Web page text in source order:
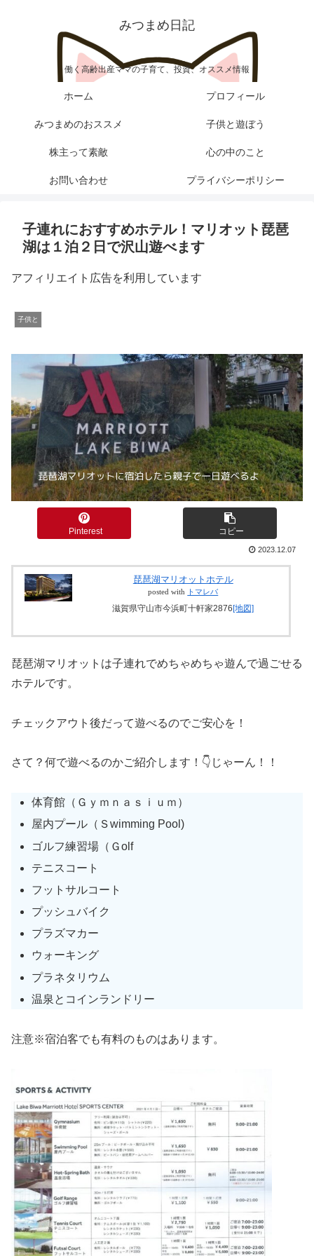
みつまめ日記
働く高齢出産ママの子育て、投資、オススメ情報
ホーム プロフィール
みつまめのおススメ 子供と遊ぼう
株主って素敵 心の中のこと
お問い合わせ プライバシーポリシー
子連れにおすすめホテル！マリオット琵琶
湖は１泊２日で沢山遊べます
アフィリエイト広告を利用しています
子供と
Pinterest コピー
2023.12.07
琵琶湖マリオットホテル
posted with トマレバ
滋賀県守山市今浜町十軒家2876 [地図]
琵琶湖マリオットは子連れでめちゃめちゃ遊んで過ごせる
ホテルです。
チェックアウト後だって遊べるのでご安心を！
さて？何で遊べるのかご紹介します！👇じゃーん！！
体育館（Ｇｙｍｎａｓｉｕｍ）
屋内プール（Ｓwimming Pool)
ゴルフ練習場（Ｇolf
テニスコート
フットサルコート
プッシュバイク
プラズマカー
ウォーキング
プラネタリウム
温泉とコインランドリー
注意※宿泊客でも有料のものはあります。